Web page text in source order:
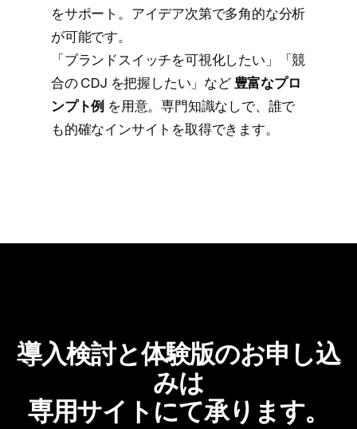
をサポート。アイデア次第で多角的な分析
が可能です。
「ブランドスイッチを可視化したい」「競
合の CDJ を把握したい」など豊富なプロ
ンプト例 を用意。専門知識なしで、誰で
も的確なインサイトを取得できます。
導入検討と体験版のお申し込
みは
専用サイトにて承ります。